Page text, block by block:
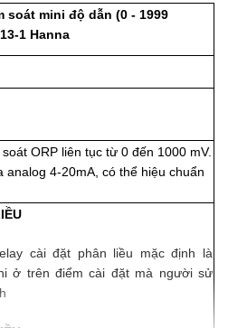
soát mini độ dẫn (0 - 1999
1 Hanna
ORP liên tục từ 0 đến 1000 mV.
analog 4-20mA, có thể hiệu chuẩn
cài đặt phân liều mặc định là
ở trên điểm cài đặt mà người sử